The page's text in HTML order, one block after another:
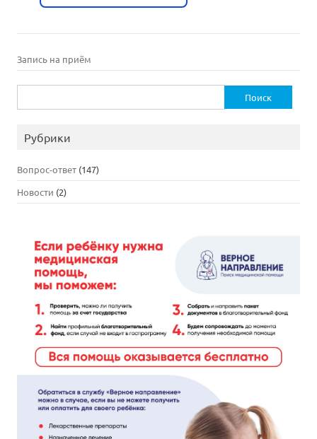
Запись на приём
Рубрики
Вопрос-ответ (147)
Новости (2)